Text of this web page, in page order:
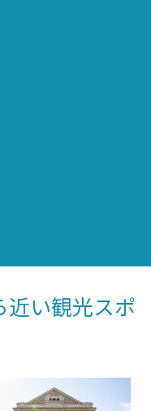
近い観光スポ